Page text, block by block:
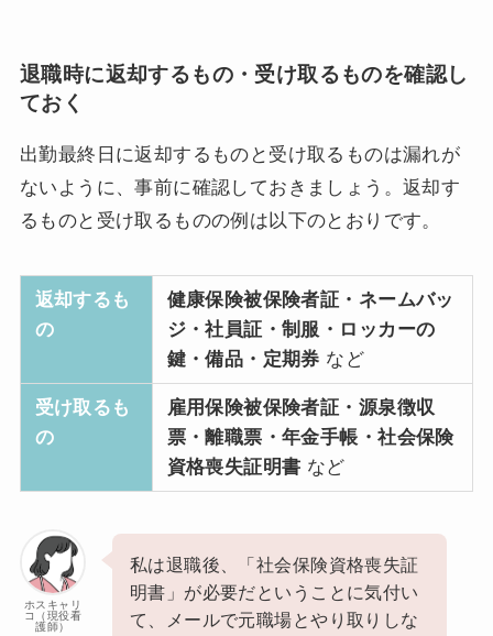
退職時に返却するもの・受け取るものを確認し
ておく
出勤最終日に返却するものと受け取るものは漏れが
ないように、事前に確認しておきましょう。返却す
るものと受け取るものの例は以下のとおりです。
返却するも
の
健康保険被保険者証・ネームバッ
ジ・社員証・制服・ロッカーの
鍵・備品・定期券 など
受け取るも
の
雇用保険被保険者証・源泉徴収
票・離職票・年金手帳・社会保険
資格喪失証明書 など
ホスキャリ
コ（現役看
護師）
私は退職後、「社会保険資格喪失証
明書」が必要だということに気付い
て、メールで元職場とやり取りしな